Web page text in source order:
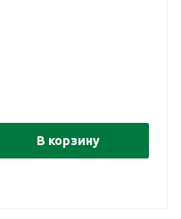
В корзину